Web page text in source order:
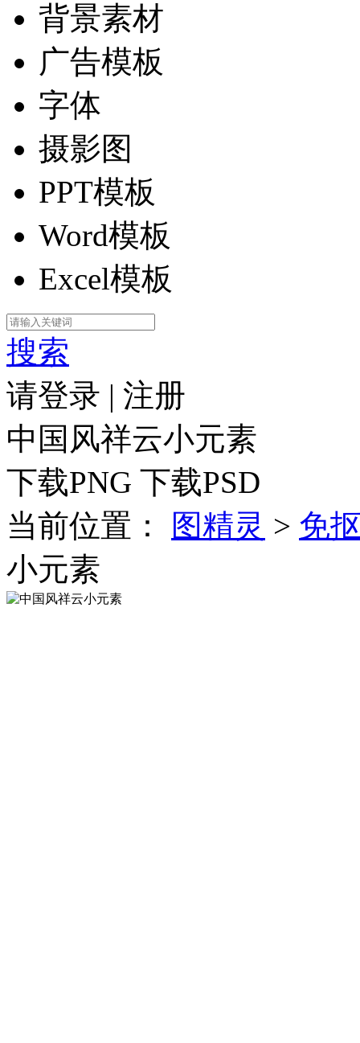
背景素材
广告模板
字体
摄影图
PPT模板
Word模板
Excel模板
搜索
请登录 | 注册
中国风祥云小元素
下载PNG 下载PSD
当前位置：
图精灵 > 免
小元素